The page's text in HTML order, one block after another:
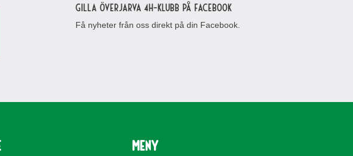
Gilla Överjarva 4H-klubb på Facebook
Få nyheter från oss direkt på din Facebook.
Meny